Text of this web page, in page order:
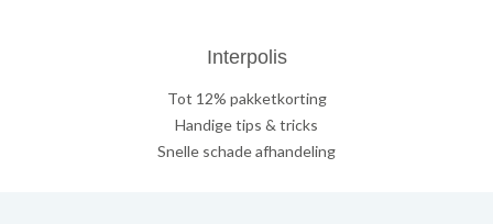
Interpolis
Tot 12% pakketkorting
Handige tips & tricks
Snelle schade afhandeling